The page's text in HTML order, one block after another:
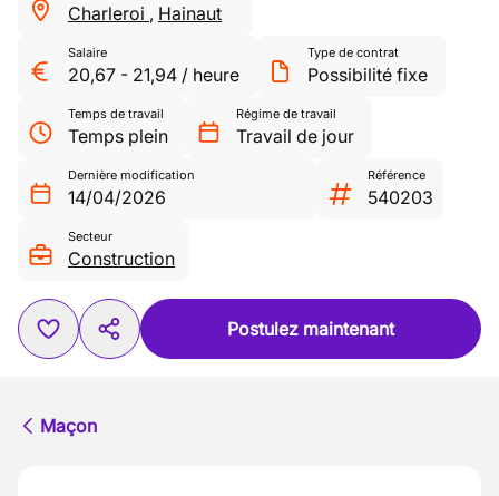
Charleroi , Hainaut
Salaire
20,67 - 21,94 / heure
Type de contrat
Possibilité fixe
Temps de travail
Temps plein
Régime de travail
Travail de jour
Dernière modification
14/04/2026
Référence
540203
Secteur
Construction
Postulez maintenant
Maçon